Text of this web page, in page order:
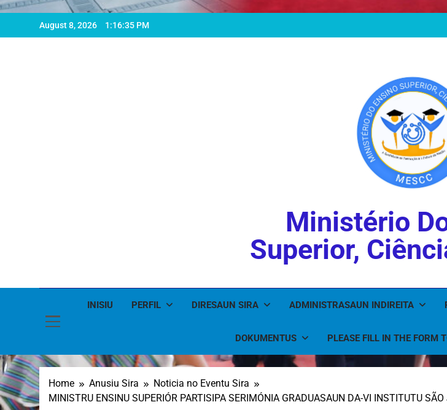
August 8, 2026 1:16:37 PM
Ministério
Superior,
INISIU PERFIL DIRESAUN SIRA ADMINISTRASAUN INDIREITA
DOKUMENTUS PLEASE FILL IN THE FORM
Home Anusiu Sira
Noticia no Eventu Sira
MINISTRU ENSINU SUPERIÓR PARTISIPA SERIMÓNIA GRADUASAUN DA-VI INSTITUTU